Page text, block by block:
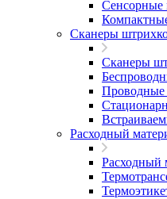
Сенсорные
Сканеры
Сканеры
Проводные
Расходный
Расходный